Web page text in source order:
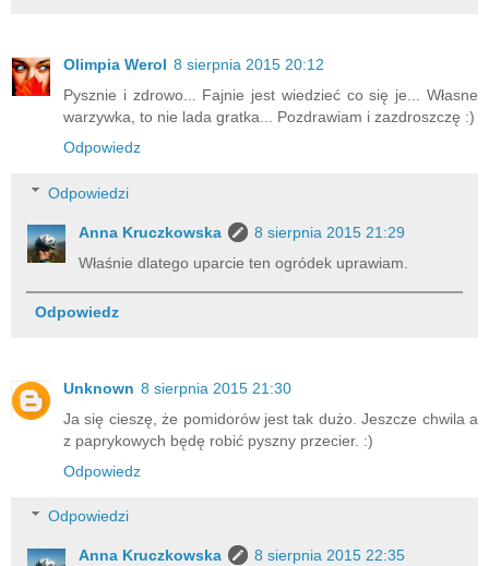
Olimpia Werol 8 sierpnia 2015 20:12
Pysznie i zdrowo... Fajnie jest wiedzieć co się je... Własne
warzywka, to nie lada gratka... Pozdrawiam i zazdroszczę :)
Odpowiedz
Odpowiedzi
Anna Kruczkowska
8 sierpnia 2015 21:29
Właśnie dlatego uparcie ten ogródek uprawiam.
Odpowiedz
Unknown 8 sierpnia 2015 21:30
Ja się cieszę, że pomidorów jest tak dużo. Jeszcze chwila a
z paprykowych będę robić pyszny przecier. :)
Odpowiedz
Odpowiedzi
Anna Kruczkowska
8 sierpnia 2015 22:35